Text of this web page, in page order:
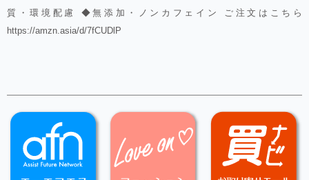
質・環境配慮 ◆無添加・ノンカフェイン ご注文はこちら
https://amzn.asia/d/7fCUDlP